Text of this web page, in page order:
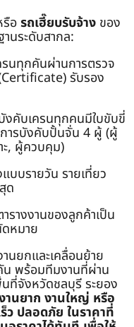
รือรถเฮี๊ยบรับจ้าง ของ
านระดับสากล:
รนทุกคันผ่านการตรวจ
รับรอง
คับเครนทุกคนมีใบขับขี่
การบังคับปั้นจั่น 4 ผู้ (ผู้
, ผู้ควบคุม)
แบบรายวัน รายเที่ยว
ด
รางงานของลูกค้าเป็น
หมาย
นยกและเคลื่อนย้าย
น พร้อมทีมงานที่ผ่าน
ที่จังหวัดชลบุรี ระยอง
านยาก งานใหญ่ หรือ
ร็ว ปลอดภัย ในราคาที่